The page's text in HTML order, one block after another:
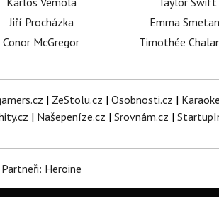
Jiří Procházka
Conor McGregor
Emma
Timothée
| ZeStolu.cz | Osobnosti.cz |
| Našepeníze.cz | Srovnám.cz |
Partneři: Heroine